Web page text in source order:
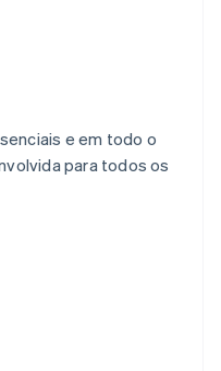
e em todo o
para todos os